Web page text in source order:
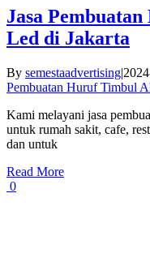
Jasa
Led di Jakarta
By semestaadvertising|
Pembuatan Huruf Timbul
Kami melayani jasa
untuk rumah sakit, cafe,
dan untuk
Read More
0